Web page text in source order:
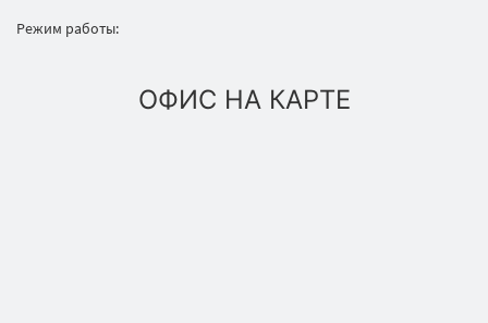
Режим работы:
ОФИС НА КАРТЕ